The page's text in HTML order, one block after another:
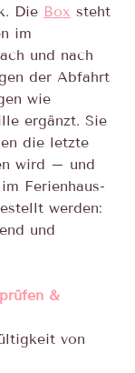
Die Box steht
im
und nach
der Abfahrt
wie
ergänzt. Sie
die letzte
wird – und
Ferienhaus-
werden:
und
&
von